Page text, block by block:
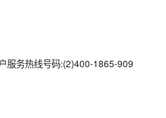
服务热线号码:(2)400-1865-909